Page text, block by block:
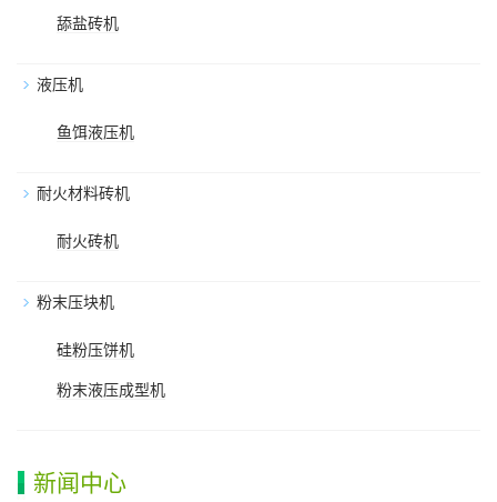
舔盐砖机
液压机
鱼饵液压机
耐火材料砖机
耐火砖机
粉末压块机
硅粉压饼机
粉末液压成型机
新闻中心